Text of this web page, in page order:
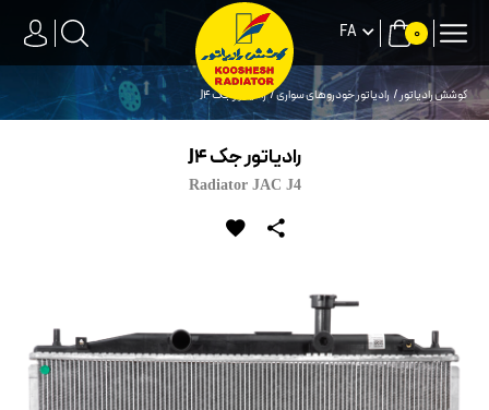
0
FA
کوشش رادیاتور رادیاتور خودروهای سواری رادیاتور جک J4
رادیاتور جک J4
Radiator JAC J4